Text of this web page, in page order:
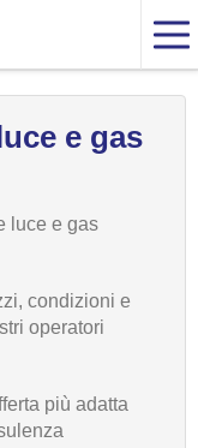
e gas
luce e gas
condizioni e
operatori
più adatta